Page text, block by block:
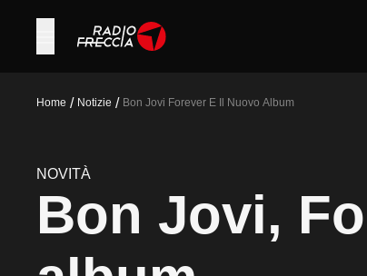
Home / Notizie / Bon Jovi Forever E Il Nuovo Album
NOVITÀ
Bon Jovi,